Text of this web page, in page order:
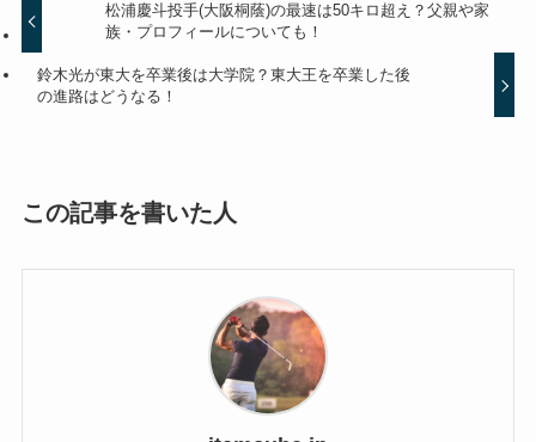
松浦慶斗投手(大阪桐蔭)の最速は50キロ超え？父親や家
族・プロフィールについても！
鈴木光が東大を卒業後は大学院？東大王を卒業した後
の進路はどうなる！
この記事を書いた人